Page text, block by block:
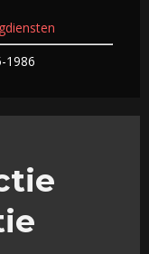
1986